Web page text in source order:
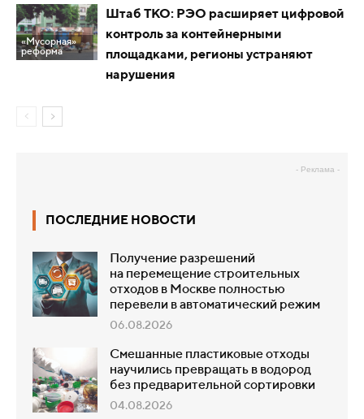
«Мусорная»
реформа
Штаб ТКО: РЭО расширяет цифровой
контроль за контейнерными
площадками, регионы устраняют
нарушения
- Реклама -
ПОСЛЕДНИЕ НОВОСТИ
Получение разрешений
на перемещение строительных
отходов в Москве полностью
перевели в автоматический режим
06.08.2026
Смешанные пластиковые отходы
научились превращать в водород
без предварительной сортировки
04.08.2026